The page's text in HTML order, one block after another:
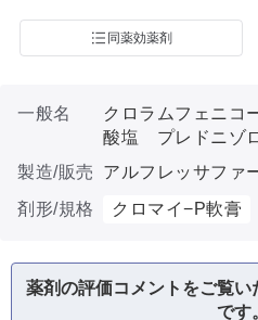
同薬効薬剤
一般名
クロラムフェニ
酸塩 プレドニゾ
製造/販売
アルフレッサファ
剤形/規格
クロマイ−P軟膏
薬剤の評価コメントをご覧
です